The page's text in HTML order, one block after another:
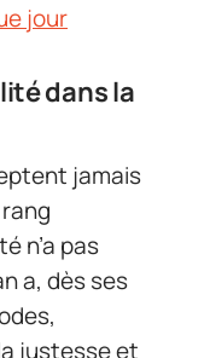
jour
dans la
jamais
n’a pas
a, dès ses
justesse et